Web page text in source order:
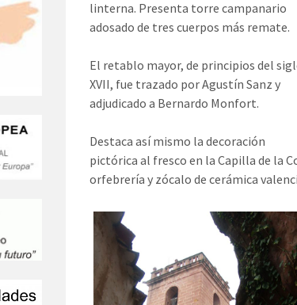
linterna. Presenta torre campanario
adosado de tres cuerpos más remate.
El retablo mayor, de principios del
XVII, fue trazado por Agustín Sanz y
adjudicado a Bernardo Monfort.
Destaca así mismo la decoración
pictórica al fresco en la Capilla de la
orfebrería y zócalo de cerámica